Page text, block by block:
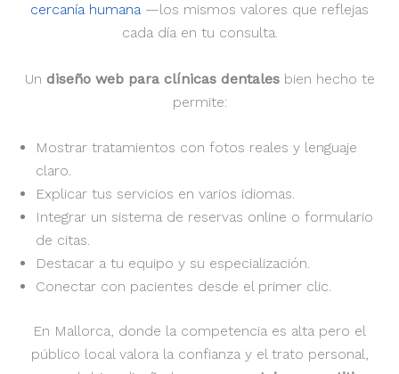
cercanía humana—los mismos valores que reflejas
cada día en tu consulta.
Un diseño web para clínicas dentalesbien hecho te
permite:
Mostrar tratamientos con fotos reales y lenguaje
claro.
Explicar tus servicios en varios idiomas.
Integrar un sistema de reservas online o formulario
de citas.
Destacar a tu equipo y su especialización.
Conectar con pacientes desde el primer clic.
En Mallorca, donde la competencia es alta pero el
público local valora la confianza y el trato personal,